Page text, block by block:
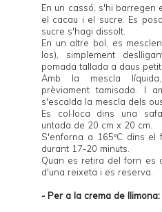
En un cassó, s'hi barregen
el cacau i el sucre. Es
sucre s'hagi dissolt.
En un altre bol, es
los), simplement
pomada tallada a daus
Amb la mescla
prèviament tamisada. I
s'escalda la mescla dels
Es col·loca dins una
untada de 20 cm x 20 cm.
S'enforna a 165ºC dins el
durant 17-20 minuts.
Quan es retira del forn es
d'una reixeta i es reserva.
- Per a la crema de llimona: